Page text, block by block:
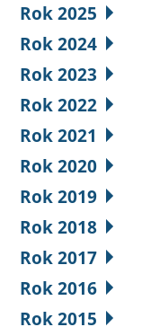
Rok 2025
Rok 2024
Rok 2023
Rok 2022
Rok 2021
Rok 2020
Rok 2019
Rok 2018
Rok 2017
Rok 2016
Rok 2015